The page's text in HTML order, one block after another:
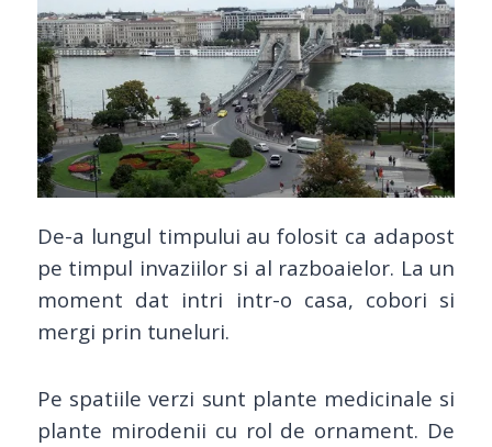
De-a lungul timpului au folosit ca adapost
pe timpul invaziilor si al razboaielor. La un
moment dat intri intr-o casa, cobori si
mergi prin tuneluri.
Pe spatiile verzi sunt plante medicinale si
plante mirodenii cu rol de ornament. De